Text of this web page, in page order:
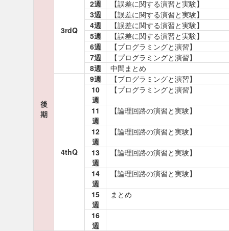
後
期
3rdQ
2週
【誤差に関する演習と実験】
3週
【誤差に関する演習と実験】
4週
【誤差に関する演習と実験】
5週
【誤差に関する演習と実験】
6週
【プログラミングと演習】
7週
【プログラミングと演習】
8週
中間まとめ
4thQ
9週
【プログラミングと演習】
10
週
【プログラミングと演習】
11
週
【論理回路の演習と実験】
12
週
【論理回路の演習と実験】
13
週
【論理回路の演習と実験】
14
週
【論理回路の演習と実験】
15
週
まとめ
16
週